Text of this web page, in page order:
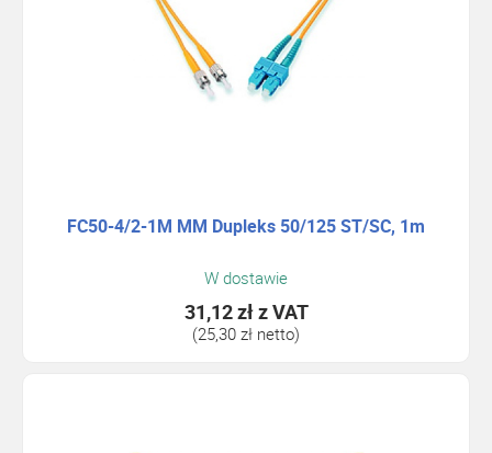
FC50-4/2-1M MM Dupleks 50/125 ST/SC, 1m
W dostawie
31,12 złz VAT
(25,30 zł netto)